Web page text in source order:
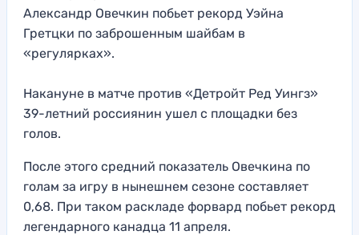
Александр Овечкин побьет рекорд Уэйна
Гретцки по заброшенным шайбам в
«регулярках».
Накануне в матче против «Детройт Ред Уингз»
39-летний россиянин ушел с площадки без
голов.
После этого средний показатель Овечкина по
голам за игру в нынешнем сезоне составляет
0,68. При таком раскладе форвард побьет рекорд
легендарного канадца 11 апреля.